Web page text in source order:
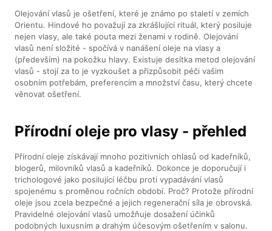
Olejování vlasů je ošetření, které je známo po staletí v zemích
Orientu. Hindové ho považují za zkrášlující rituál, který posiluje
nejen vlasy, ale také pouta mezi ženami v rodině. Olejování
vlasů není složité - spočívá v nanášení oleje na vlasy a
(především) na pokožku hlavy. Existuje desítka metod olejování
vlasů - stojí za to je vyzkoušet a přizpůsobit péči vašim
osobním potřebám, preferencím a množství času, který chcete
věnovat ošetření.
Přírodní oleje pro vlasy - přehled
Přírodní oleje získávají mnoho pozitivních ohlasů od kadeřníků,
blogerů, milovníků vlasů a kadeřníků. Dokonce je doporučují i
trichologové jako posilující léčbu proti vypadávání vlasů
spojenému s proměnou ročních období. Proč? Protože přírodní
oleje jsou zcela bezpečné a jejich regenerační síla je obrovská.
Pravidelné olejování vlasů umožňuje dosažení účinků
podobných luxusním a drahým účesovým ošetřením v salonu.